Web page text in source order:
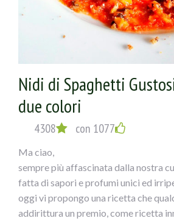
Nidi di Spaghetti
due colori
4308 con 1077
Ma ciao,
sempre più affascinata dalla nostra
fatta di sapori e profumi unici ed
oggi vi propongo una ricetta che
addirittura un premio, come ricetta